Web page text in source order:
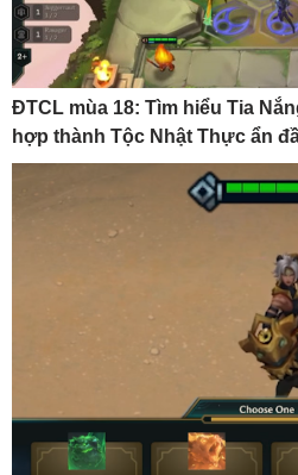
ĐTCL mùa 18: Tìm hiểu Tia
hợp thành Tộc Nhật Thực ẩn